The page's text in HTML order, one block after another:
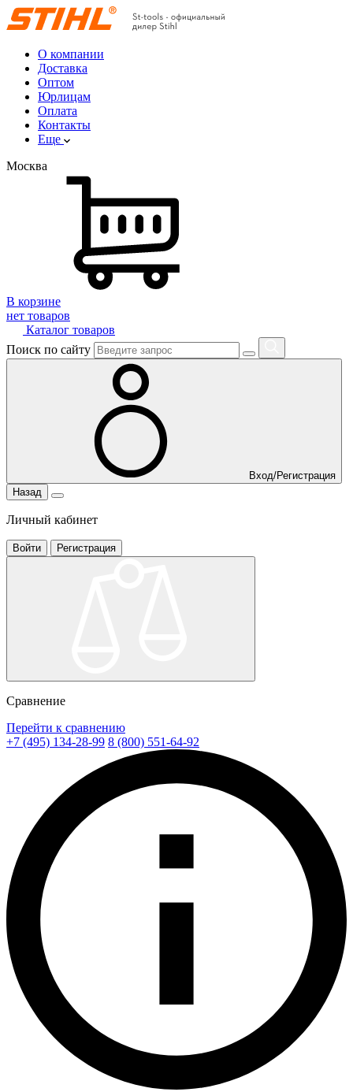
О компании
Доставка
Оптом
Юрлицам
Оплата
Контакты
Еще
Москва
В корзине
нет товаров
Каталог товаров
Поиск по сайту
Вход/Регистрация
Назад
Личный кабинет
Войти Регистрация
Сравнение
Перейти к сравнению
+7 (495) 134-28-99 8 (800) 551-64-92